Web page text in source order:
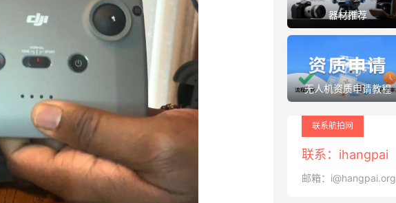
器材推荐
无人机资质申请教程
联系航拍网
联系：ihangpai
邮箱：i@hangpai.org